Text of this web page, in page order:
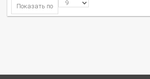
Показать по